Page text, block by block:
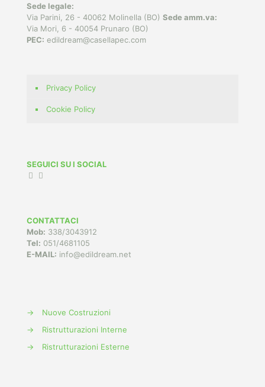
Sede legale:
Via Parini, 26 - 40062 Molinella (BO) Sede amm.va:
Via Mori, 6 - 40054 Prunaro (BO)
PEC: edildream@casellapec.com
Privacy Policy
Cookie Policy
SEGUICI SU I SOCIAL
CONTATTACI
Mob: 338/3043912
Tel: 051/4681105
E-MAIL: info@edildream.net
→
Nuove Costruzioni
→
Ristrutturazioni Interne
→
Ristrutturazioni Esterne